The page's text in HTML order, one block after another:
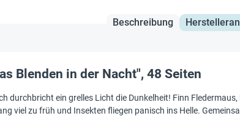
Beschreibung
Blenden in der Nacht", 48 Seiten
durchbricht ein grelles Licht die Dunkelheit! Finn
viel zu früh und Insekten fliegen panisch ins Helle.